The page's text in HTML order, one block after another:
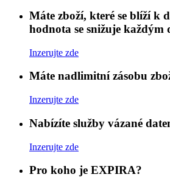
Máte zboží, které se blíží k
hodnota se snižuje každým
Inzerujte zde
Máte nadlimitní zásobu
Inzerujte zde
Nabízíte služby vázané
Inzerujte zde
Pro koho je EXPIRA?